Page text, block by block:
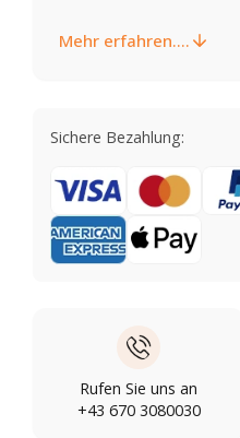
Mehr erfahren....
Sichere Bezahlung:
Rufen Sie uns an
+43 670 3080030